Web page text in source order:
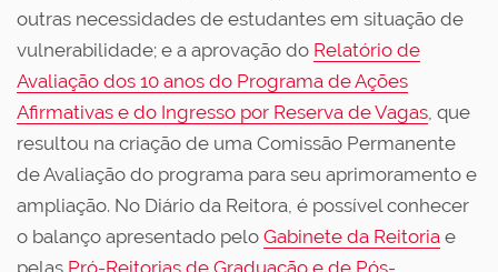
outras necessidades de estudantes em situação de
vulnerabilidade; e a aprovação do Relatório de
Avaliação dos 10 anos do Programa de Ações
Afirmativas e do Ingresso por Reserva de Vagas, que
resultou na criação de uma Comissão Permanente
de Avaliação do programa para seu aprimoramento e
ampliação. No Diário da Reitora, é possível conhecer
o balanço apresentado pelo Gabinete da Reitoria e
pelas Pró-Reitorias de Graduação e de Pós-